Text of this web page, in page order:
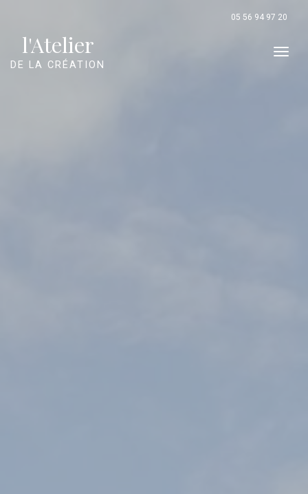
05 56 94 97 20
l'Atelier
DE LA CRÉATION